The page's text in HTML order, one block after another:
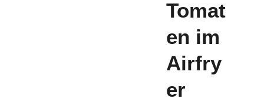
Tomat
en im
Airfry
er